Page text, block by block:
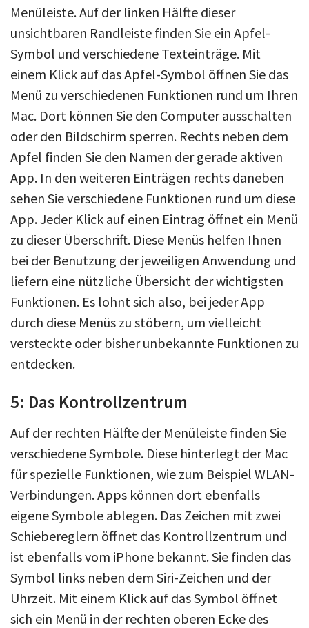
Menüleiste. Auf der linken Hälfte dieser
unsichtbaren Randleiste finden Sie ein Apfel-
Symbol und verschiedene Texteinträge. Mit
einem Klick auf das Apfel-Symbol öffnen Sie das
Menü zu verschiedenen Funktionen rund um Ihren
Mac. Dort können Sie den Computer ausschalten
oder den Bildschirm sperren. Rechts neben dem
Apfel finden Sie den Namen der gerade aktiven
App. In den weiteren Einträgen rechts daneben
sehen Sie verschiedene Funktionen rund um diese
App. Jeder Klick auf einen Eintrag öffnet ein Menü
zu dieser Überschrift. Diese Menüs helfen Ihnen
bei der Benutzung der jeweiligen Anwendung und
liefern eine nützliche Übersicht der wichtigsten
Funktionen. Es lohnt sich also, bei jeder App
durch diese Menüs zu stöbern, um vielleicht
versteckte oder bisher unbekannte Funktionen zu
entdecken.
5: Das Kontrollzentrum
Auf der rechten Hälfte der Menüleiste finden Sie
verschiedene Symbole. Diese hinterlegt der Mac
für spezielle Funktionen, wie zum Beispiel WLAN-
Verbindungen. Apps können dort ebenfalls
eigene Symbole ablegen. Das Zeichen mit zwei
Schiebereglern öffnet das Kontrollzentrum und
ist ebenfalls vom iPhone bekannt. Sie finden das
Symbol links neben dem Siri-Zeichen und der
Uhrzeit. Mit einem Klick auf das Symbol öffnet
sich ein Menü in der rechten oberen Ecke des